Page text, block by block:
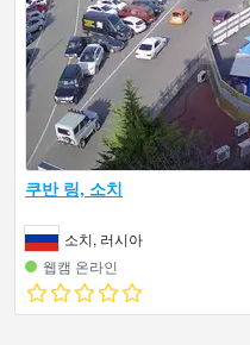
쿠반 링, 소치
소치, 러시아
웹캠 온라인